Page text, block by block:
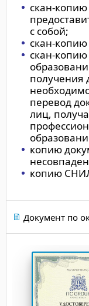
скан-
с собой;
скан-копию
скан-
получения
перевод
лиц,
копию
копию
Документ по